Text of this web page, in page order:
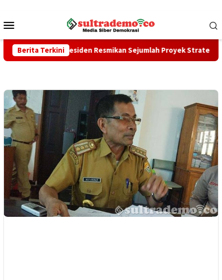
konten
Mobile
Berita Terkini
Presiden Resmikan Sejumlah Proyek Strategis Nasional